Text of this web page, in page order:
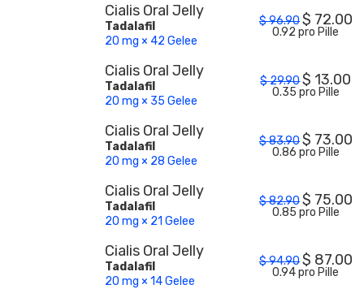
Cialis Oral Jelly
Tadalafil
20 mg × 42 Gelee
$96.90$ 72.00
0.92 pro Pille
Cialis Oral Jelly
Tadalafil
20 mg × 35 Gelee
$29.90$ 13.00
0.35 pro Pille
Cialis Oral Jelly
Tadalafil
20 mg × 28 Gelee
$83.90$ 73.00
0.86 pro Pille
Cialis Oral Jelly
Tadalafil
20 mg × 21 Gelee
$82.90$ 75.00
0.85 pro Pille
Cialis Oral Jelly
Tadalafil
20 mg × 14 Gelee
$94.90$ 87.00
0.94 pro Pille